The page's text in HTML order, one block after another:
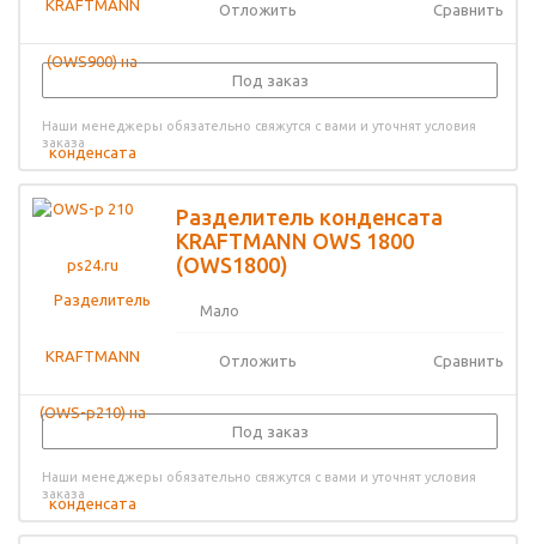
Отложить Сравнить
Под заказ
Наши менеджеры обязательно свяжутся с вами и уточнят условия
заказа
Разделитель конденсата
KRAFTMANN OWS 1800
(OWS1800)
Мало
Отложить Сравнить
Под заказ
Наши менеджеры обязательно свяжутся с вами и уточнят условия
заказа